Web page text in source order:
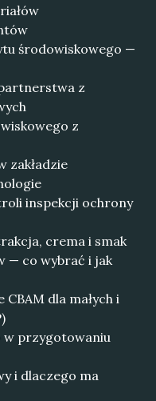
środowiskowego —
z
z
zakładzie
inspekcji ochrony
crema i smak
— co wybrać i jak
dla małych i
w przygotowaniu
i dlaczego ma